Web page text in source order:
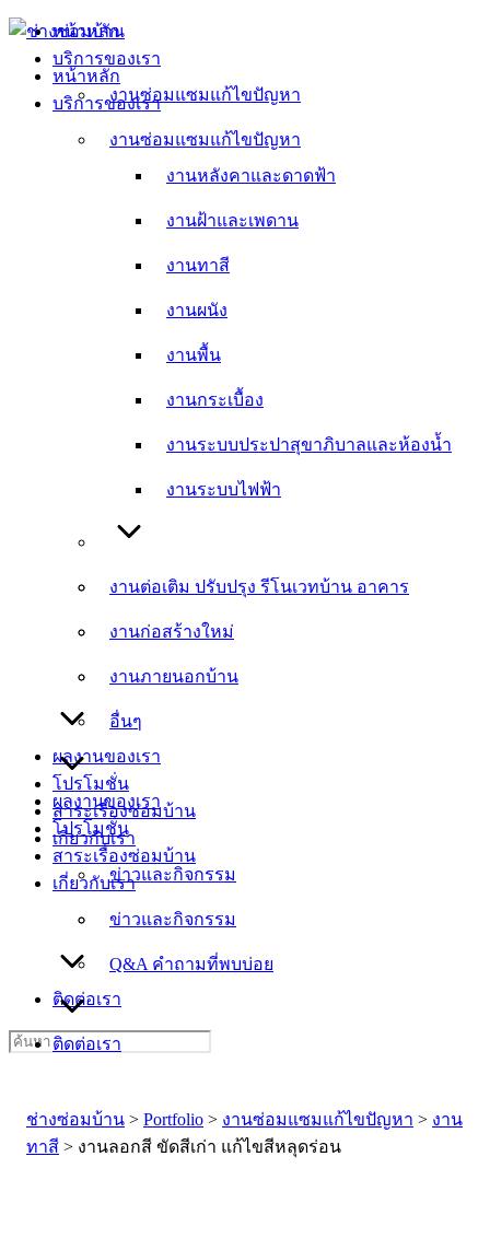
Skip
content
หน้าหลัก
บริการของเรา
งานซ่อมแซมแก้ไขปัญหา
งานหลังคาและดาดฟ้า
งานฝ้าและเพดาน
งานทาสี
งานผนัง
งานพื้น
งานกระเบื้อง
งานระบบประปาสุขาภิบาลและห้องน้ำ
งานระบบไฟฟ้า
งานต่อเติม ปรับปรุง รีโนเวทบ้าน อาคาร
งานก่อสร้างใหม่
งานภายนอกบ้าน
อื่นๆ
ผลงานของเรา
โปรโมชั่น
สาระเรื่องซ่อมบ้าน
เกี่ยวกับเรา
ข่าวและกิจกรรม
Q&A คำถามที่พบบ่อย
ติดต่อเรา
หน้าหลัก
บริการของเรา
งานซ่อมแซมแก้ไขปัญหา
งานหลังคาและดาดฟ้า
งานฝ้าและเพดาน
งานทาสี
งานผนัง
งานพื้น
งานกระเบื้อง
งานระบบประปาสุขาภิบาลและห้องน้ำ
งานระบบไฟฟ้า
งานต่อเติม ปรับปรุง รีโนเวทบ้าน อาคาร
งานก่อสร้างใหม่
งานภายนอกบ้าน
อื่นๆ
ผลงานของเรา
โปรโมชั่น
สาระเรื่องซ่อมบ้าน
เกี่ยวกับเรา
ข่าวและกิจกรรม
Q&A คำถามที่พบบ่อย
ติดต่อเรา
Search
for:
ช่างซ่อมบ้าน > Portfolio > งานซ่อมแซมแก้ไขปัญหา > งาน
ทาสี > งานลอกสี ขัดสีเก่า แก้ไขสีหลุดร่อน